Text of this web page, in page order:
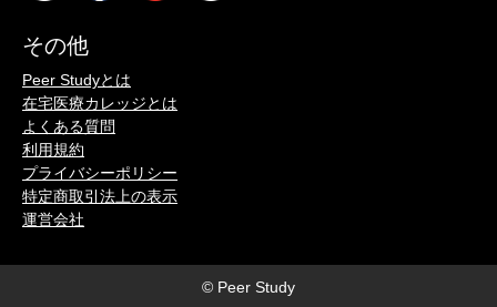
その他
Peer Studyとは
在宅医療カレッジとは
よくある質問
利用規約
プライバシーポリシー
特定商取引法上の表示
運営会社
© Peer Study